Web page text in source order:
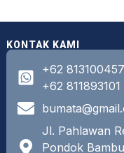
KONTAK KAMI
+62
+62 811893101
Jl. Pahlawan
Pondok